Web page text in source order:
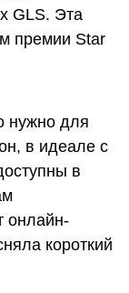
GLS. Эта
премии Star
нужно для
в идеале с
в
онлайн-
короткий